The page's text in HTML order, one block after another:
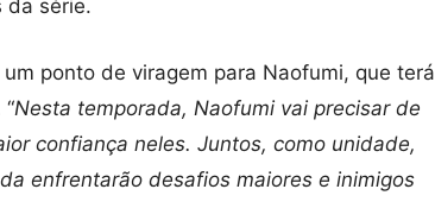
da série.
ponto de viragem para Naofumi, que terá
Nesta temporada, Naofumi vai precisar de
confiança neles. Juntos, como unidade,
enfrentarão desafios maiores e inimigos